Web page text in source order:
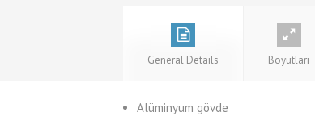
General Details Boyutları
Alüminyum gövde